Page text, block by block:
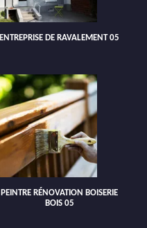
ENTREPRISE DE RAVALEMENT 05
PEINTRE RÉNOVATION BOISERIE
BOIS 05